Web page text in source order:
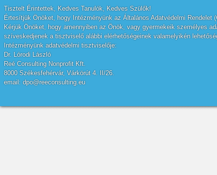
Tisztelt Érintettek, Kedves Tanulók, Kedves Szülők!
Értesítjük Önöket, hogy Intézményünk az Általános Adatvédelmi
Kérjük Önöket, hogy amennyiben az Önök, vagy gyermekeik személyes
szíveskedjenek a tisztviselő alábbi elérhetőségeinek valamelyikén
Intézményünk adatvédelmi tisztviselője:
Dr. Lórodi László
Reé Consulting Nonprofit Kft.
8000 Székesfehérvár, Várkörút 4. II/26.
email: dpo@reeconsulting.eu